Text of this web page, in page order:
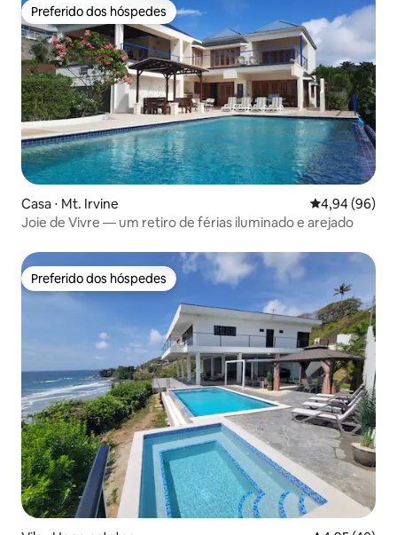
Preferido dos hóspedes
Preferido dos hóspedes
Casa ⋅ Mt. Irvine 4,94 de uma
4,94 (96)
Joie de Vivre — um retiro de férias iluminado e arejado
Preferido dos hóspedes
Preferido dos hóspedes